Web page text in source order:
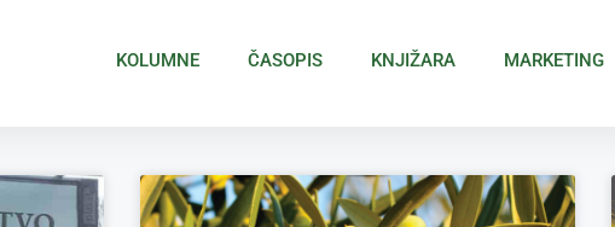
KOLUMNE ČASOPIS KNJIŽARA MARKETING